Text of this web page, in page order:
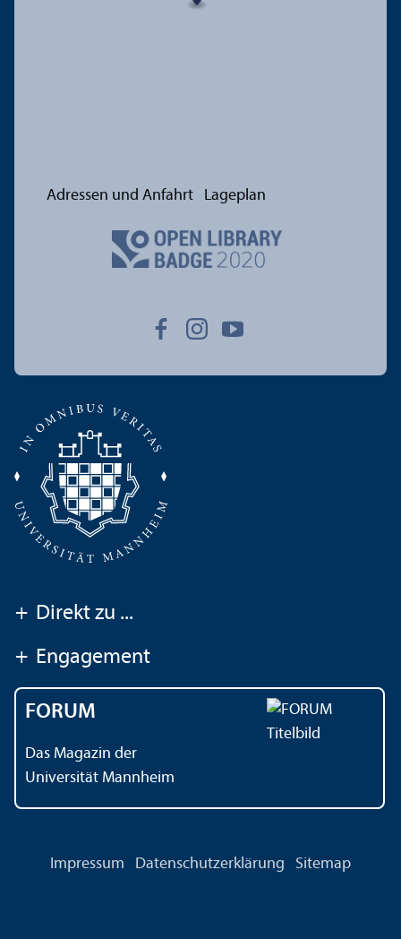
Adressen und Anfahrt Lageplan
+ Direkt zu ...
+ Engagement
FORUM
Das Magazin der
Universität Mannheim
Impressum Datenschutz­erklärung Sitemap